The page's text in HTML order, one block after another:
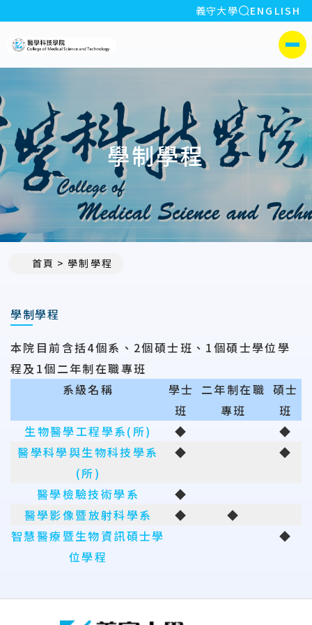
:::
義守大學 全站搜索
ENGLISH
側選單
學制學程
首頁 學制學程
學制學程
本院目前含括4個系、2個碩士班、1個碩士學位學
程及1個二年制在職專班
系級名稱
學士
班
二年制在職
專班
碩士
班
生物醫學工程學系(所)
◆
◆
醫學科學與生物科技學系
(所)
◆ ◆
醫學檢驗技術學系
◆
醫學影像暨放射科學系
◆
◆
智慧醫療暨生物資訊碩士學
位學程
◆